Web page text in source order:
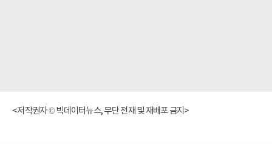
<저작권자 © 빅데이터뉴스, 무단 전재 및 재배포 금지>